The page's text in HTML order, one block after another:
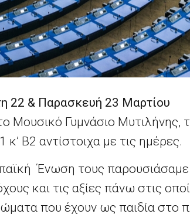
22 & Παρασκευή 23 Μαρτίου
Μουσικό Γυμνάσιο Μυτιλήνης,
Β2 αντίστοιχα με τις ημέρες.
Ένωση τους παρουσιάσαμε
και τις αξίες πάνω στις
που έχουν ως παιδία στο